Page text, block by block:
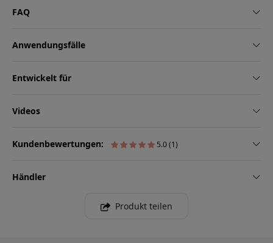
FAQ
Anwendungsfälle
Entwickelt für
Videos
Kundenbewertungen: 5.0 (1)
Händler
Produkt teilen